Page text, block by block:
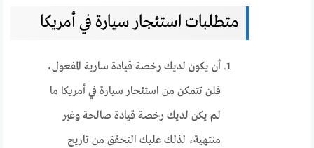
متطلبات استئجار سيارة في أمريكا
أن يكون لديك رخصة قيادة سارية المفعول،
فلن تتمكن من استئجار سيارة في أمريكا ما
لم يكن لديك رخصة قيادة صالحة وغير
منتهية، لذلك عليك التحقق من تاريخ